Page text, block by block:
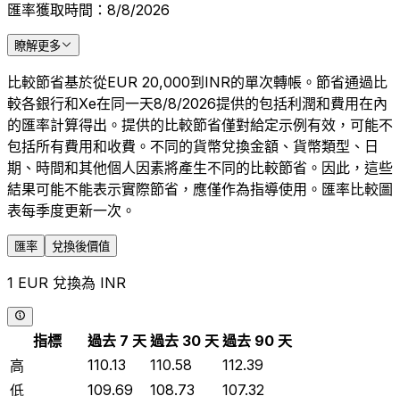
匯率獲取時間：8/8/2026
瞭解更多
比較節省基於從EUR 20,000到INR的單次轉帳。節省通過比
較各銀行和Xe在同一天8/8/2026提供的包括利潤和費用在內
的匯率計算得出。提供的比較節省僅對給定示例有效，可能不
包括所有費用和收費。不同的貨幣兌換金額、貨幣類型、日
期、時間和其他個人因素將產生不同的比較節省。因此，這些
結果可能不能表示實際節省，應僅作為指導使用。匯率比較圖
表每季度更新一次。
匯率 兌換後價值
1 EUR 兌換為 INR
指標 過去 7 天 過去 30 天 過去 90 天
高
110.13 110.58
112.39
低
109.69 108.73
107.32